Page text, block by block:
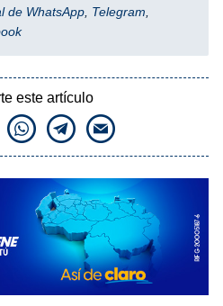
de WhatsApp, Telegram,
este artículo